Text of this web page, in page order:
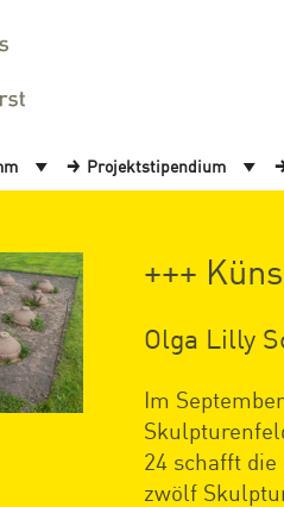
Projektstipendium
+++
Olga Lilly
Im
24 schafft
zwölf